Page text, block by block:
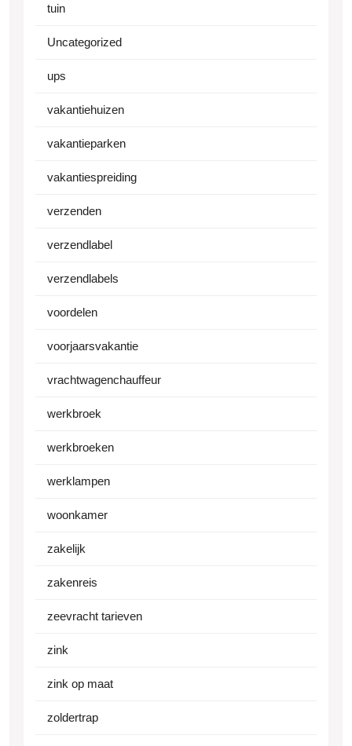
tuin
Uncategorized
ups
vakantiehuizen
vakantieparken
vakantiespreiding
verzenden
verzendlabel
verzendlabels
voordelen
voorjaarsvakantie
vrachtwagenchauffeur
werkbroek
werkbroeken
werklampen
woonkamer
zakelijk
zakenreis
zeevracht tarieven
zink
zink op maat
zoldertrap